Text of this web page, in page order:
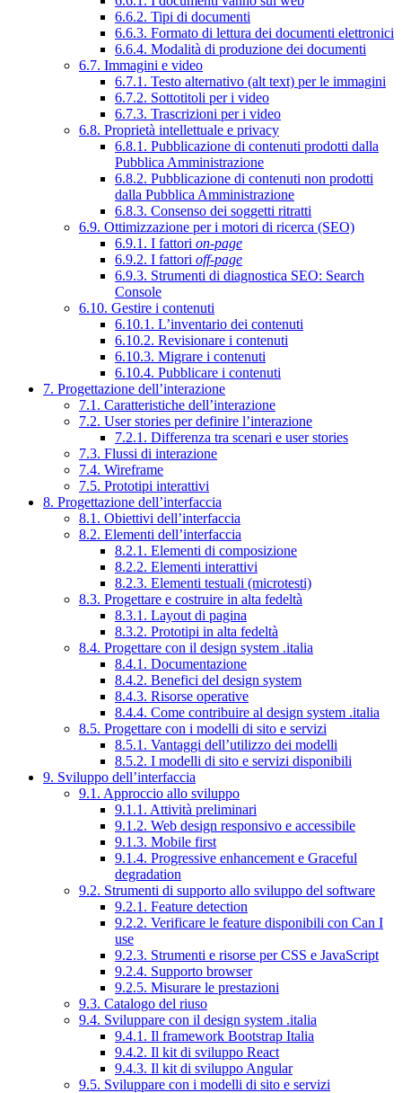
6.6.2. Tipi di documenti
6.6.3. Formato di lettura dei documenti elettronici
6.6.4. Modalità di produzione dei documenti
6.7. Immagini e video
6.7.1. Testo alternativo (alt text) per le immagini
6.7.2. Sottotitoli per i video
6.7.3. Trascrizioni per i video
6.8. Proprietà intellettuale e privacy
6.8.1. Pubblicazione di contenuti prodotti dalla
Pubblica Amministrazione
6.8.2. Pubblicazione di contenuti non prodotti
dalla Pubblica Amministrazione
6.8.3. Consenso dei soggetti ritratti
6.9. Ottimizzazione per i motori di ricerca (SEO)
6.9.1. I fattori on-page
6.9.2. I fattori off-page
6.9.3. Strumenti di diagnostica SEO: Search
Console
6.10. Gestire i contenuti
6.10.1. L’inventario dei contenuti
6.10.2. Revisionare i contenuti
6.10.3. Migrare i contenuti
6.10.4. Pubblicare i contenuti
7. Progettazione dell’interazione
7.1. Caratteristiche dell’interazione
7.2. User stories per definire l’interazione
7.2.1. Differenza tra scenari e user stories
7.3. Flussi di interazione
7.4. Wireframe
7.5. Prototipi interattivi
8. Progettazione dell’interfaccia
8.1. Obiettivi dell’interfaccia
8.2. Elementi dell’interfaccia
8.2.1. Elementi di composizione
8.2.2. Elementi interattivi
8.2.3. Elementi testuali (microtesti)
8.3. Progettare e costruire in alta fedeltà
8.3.1. Layout di pagina
8.3.2. Prototipi in alta fedeltà
8.4. Progettare con il design system .italia
8.4.1. Documentazione
8.4.2. Benefici del design system
8.4.3. Risorse operative
8.4.4. Come contribuire al design system .italia
8.5. Progettare con i modelli di sito e servizi
8.5.1. Vantaggi dell’utilizzo dei modelli
8.5.2. I modelli di sito e servizi disponibili
9. Sviluppo dell’interfaccia
9.1. Approccio allo sviluppo
9.1.1. Attività preliminari
9.1.2. Web design responsivo e accessibile
9.1.3. Mobile first
9.1.4. Progressive enhancement e Graceful
degradation
9.2. Strumenti di supporto allo sviluppo del software
9.2.1. Feature detection
9.2.2. Verificare le feature disponibili con Can I
use
9.2.3. Strumenti e risorse per CSS e JavaScript
9.2.4. Supporto browser
9.2.5. Misurare le prestazioni
9.3. Catalogo del riuso
9.4. Sviluppare con il design system .italia
9.4.1. Il framework Bootstrap Italia
9.4.2. Il kit di sviluppo React
9.4.3. Il kit di sviluppo Angular
9.5. Sviluppare con i modelli di sito e servizi